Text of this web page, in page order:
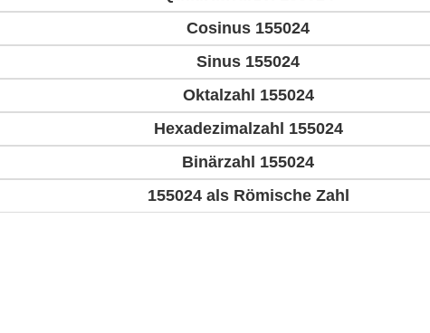
Cosinus 155024
Sinus 155024
Oktalzahl 155024
Hexadezimalzahl 155024
Binärzahl 155024
155024 als Römische Zahl